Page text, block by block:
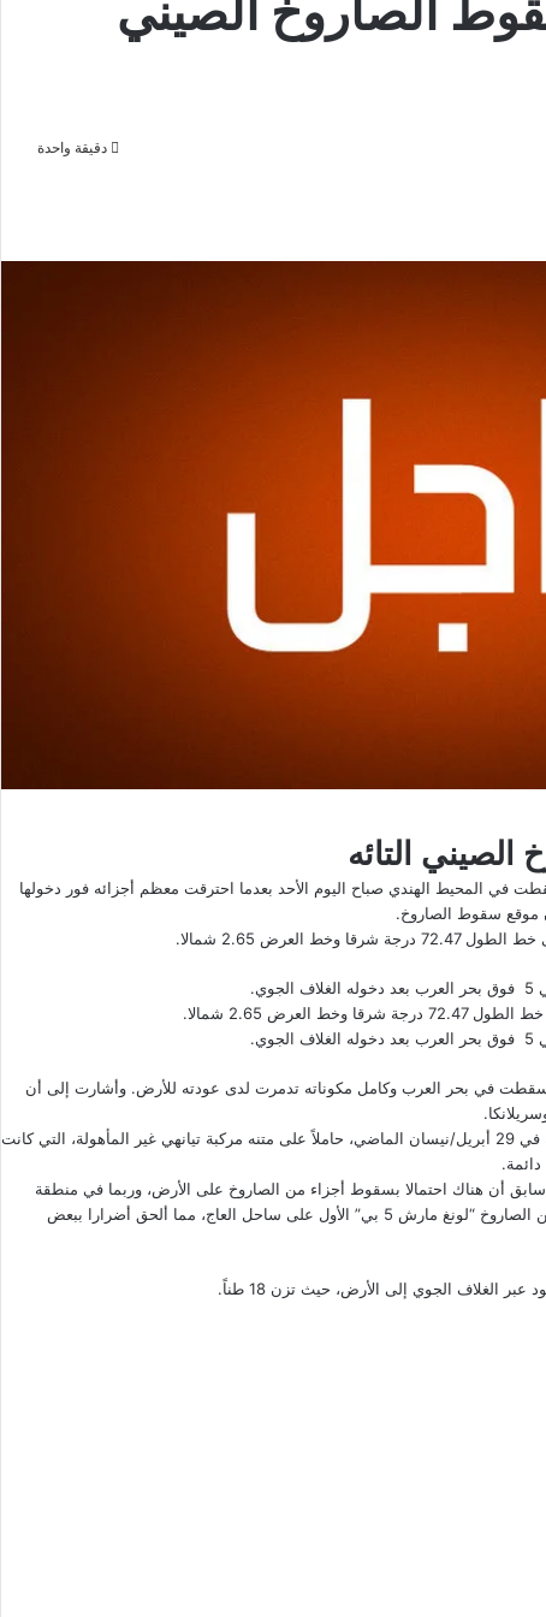
الصاروخ الصيني
دقيقة واحدة
التائه
في المحيط الهندي صباح اليوم الأحد بعدما احترقت معظم أجزائه فور دخولها
موقع سقوط الصاروخ.
العرض 2.65 شمالا.
2.65 شمالا.
سقطت في بحر العرب وكامل مكوناته تدمرت لدى عودته للأرض. وأشارت إلى أن
وانطلق الصاروخ “لونغ مارش 5 بي” من جزيرة هاينان الصينية في 29 أبريل/نيسان الماضي، حاملاً على متنه مركبة تيانهي غير المأهولة، التي كانت
سابق أن هناك احتمالا بسقوط أجزاء من الصاروخ على الأرض، وربما في منطقة
سكنية مثلما حدث في مايو/أيار 2020 عندما سقطت أجزاء من الصاروخ “لونغ مارش 5 بي” الأول على ساحل العاج، مما ألحق أضرارا ببعض
الغلاف الجوي إلى الأرض، حيث تزن 18 طناً.